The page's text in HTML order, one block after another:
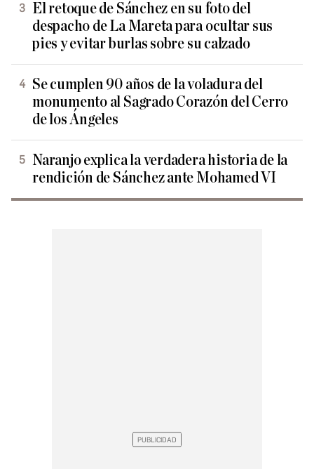
El retoque de Sánchez en su foto del
despacho de La Mareta para ocultar sus
pies y evitar burlas sobre su calzado
Se cumplen 90 años de la voladura del
monumento al Sagrado Corazón del Cerro
de los Ángeles
Naranjo explica la verdadera historia de la
rendición de Sánchez ante Mohamed VI